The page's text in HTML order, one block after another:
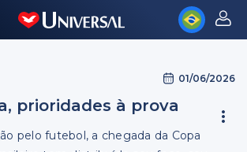
01/06/2026
prioridades à prova
pelo futebol, a chegada da Copa